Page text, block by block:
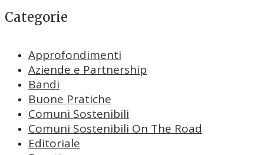
Categorie
Approfondimenti
Aziende e Partnership
Bandi
Buone Pratiche
Comuni Sostenibili
Comuni Sostenibili On The Road
Editoriale